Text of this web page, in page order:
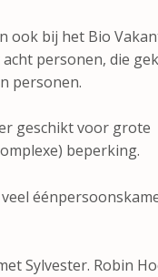
ook bij het Bio
personen, die
personen.
geschikt voor grote
beperking.
Sylvester. Robin